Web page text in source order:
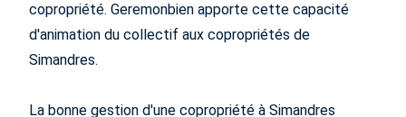
copropriété. Geremonbien apporte cette capacité
d'animation du collectif aux copropriétés de
Simandres.
La bonne gestion d'une copropriété à Simandres